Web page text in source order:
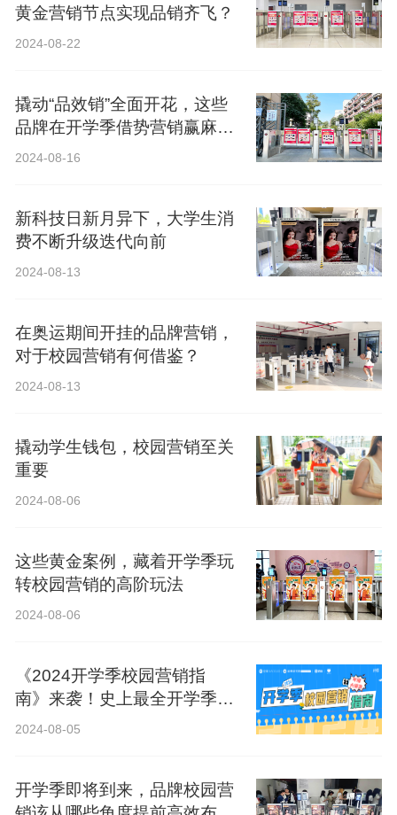
黄金营销节点实现品销齐飞？
2024-08-22
撬动“品效销”全面开花，这些
品牌在开学季借势营销赢麻
了！
2024-08-16
新科技日新月异下，大学生消
费不断升级迭代向前
2024-08-13
在奥运期间开挂的品牌营销，
对于校园营销有何借鉴？
2024-08-13
撬动学生钱包，校园营销至关
重要
2024-08-06
这些黄金案例，藏着开学季玩
转校园营销的高阶玩法
2024-08-06
《2024开学季校园营销指
南》来袭！史上最全开学季营
销攻略！
2024-08-05
开学季即将到来，品牌校园营